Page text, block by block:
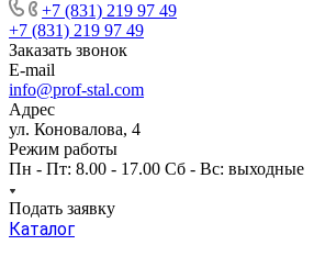
+7 (831) 219 97 49
+7 (831) 219 97 49
Заказать звонок
E-mail
info@prof-stal.com
Адрес
ул. Коновалова, 4
Режим работы
Пн - Пт: 8.00 - 17.00 Сб - Вс: выходные
Подать заявку
Каталог